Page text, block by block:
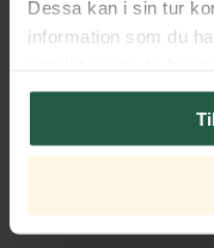
Dessa kan i sin tur
information som du
Förpackning
Ytterkartong
Montering &